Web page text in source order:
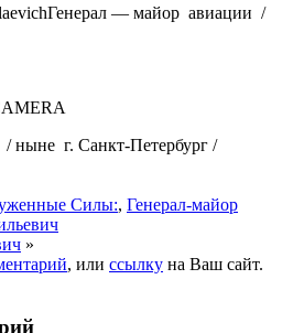
Генерал — майор авиации /
ныне г. Санкт-Петербург /
Силы:, Генерал-майор
»
, или ссылку на Ваш сайт.